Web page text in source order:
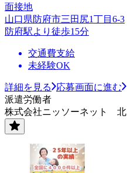
面接地
山口県防府市三田尻1丁目6-3
防府駅より徒歩15分
交通費支給
未経験OK
詳細を見る
応募画面に進む
派遣労働者
株式会社ニッソーネット 北